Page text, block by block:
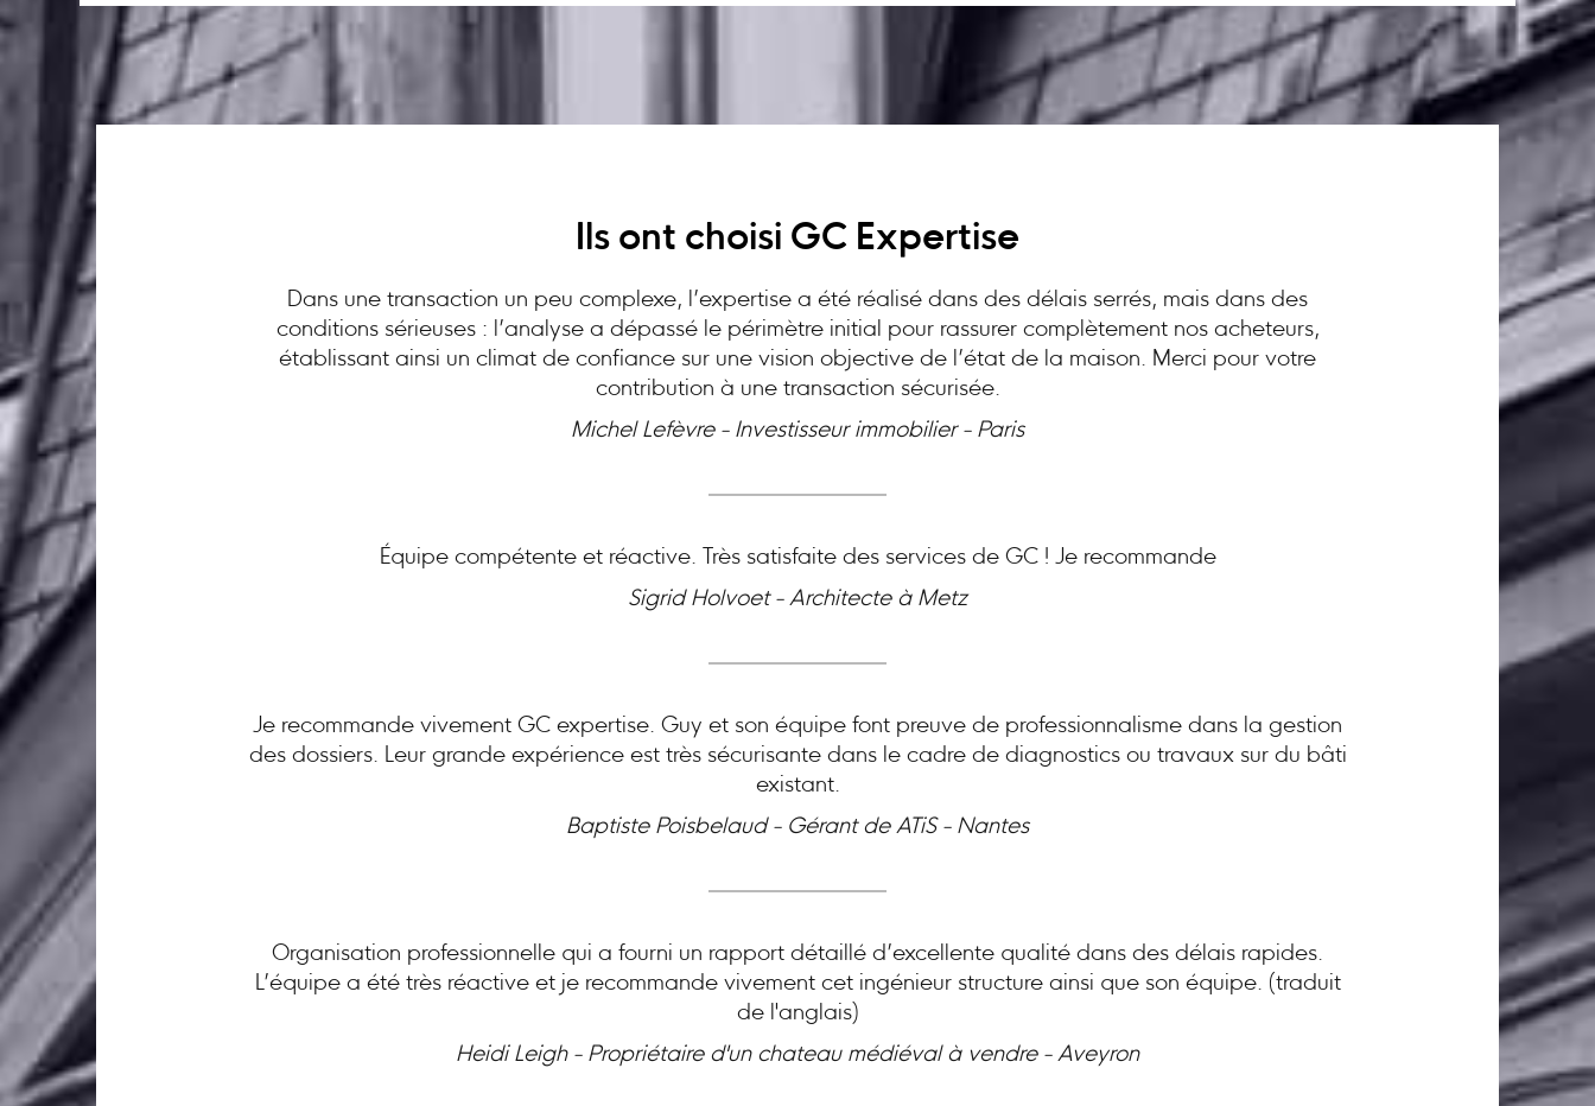
Ils ont choisi GC Expertise
Dans une transaction un peu complexe, l’expertise a été réalisé dans des délais serrés, mais dans des
conditions sérieuses : l’analyse a dépassé le périmètre initial pour rassurer complètement nos acheteurs,
établissant ainsi un climat de confiance sur une vision objective de l’état de la maison. Merci pour votre
contribution à une transaction sécurisée.
Michel Lefèvre - Investisseur immobilier - Paris
Équipe compétente et réactive. Très satisfaite des services de GC ! Je recommande
Sigrid Holvoet - Architecte à Metz
Je recommande vivement GC expertise. Guy et son équipe font preuve de professionnalisme dans la gestion
des dossiers. Leur grande expérience est très sécurisante dans le cadre de diagnostics ou travaux sur du bâti
existant.
Baptiste Poisbelaud - Gérant de ATiS - Nantes
Organisation professionnelle qui a fourni un rapport détaillé d’excellente qualité dans des délais rapides.
L’équipe a été très réactive et je recommande vivement cet ingénieur structure ainsi que son équipe. (traduit
de l'anglais)
Heidi Leigh - Propriétaire d'un chateau médiéval à vendre - Aveyron